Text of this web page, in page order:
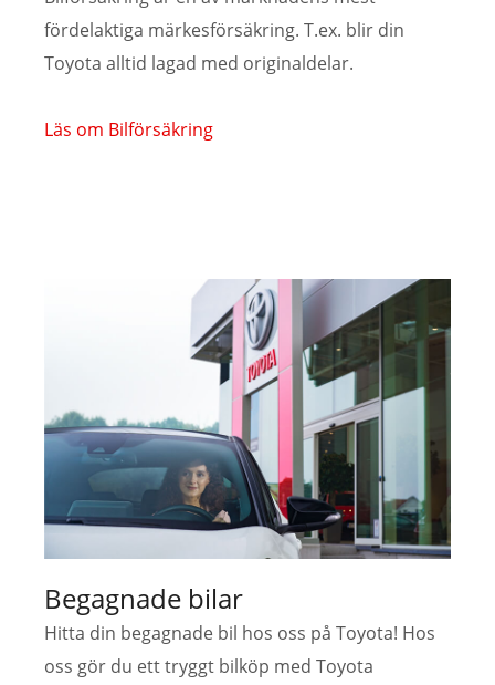
fördelaktiga märkesförsäkring. T.ex. blir din
Toyota alltid lagad med originaldelar.
Läs om Bilförsäkring
Begagnade bilar
Hitta din begagnade bil hos oss på Toyota! Hos
oss gör du ett tryggt bilköp med Toyota